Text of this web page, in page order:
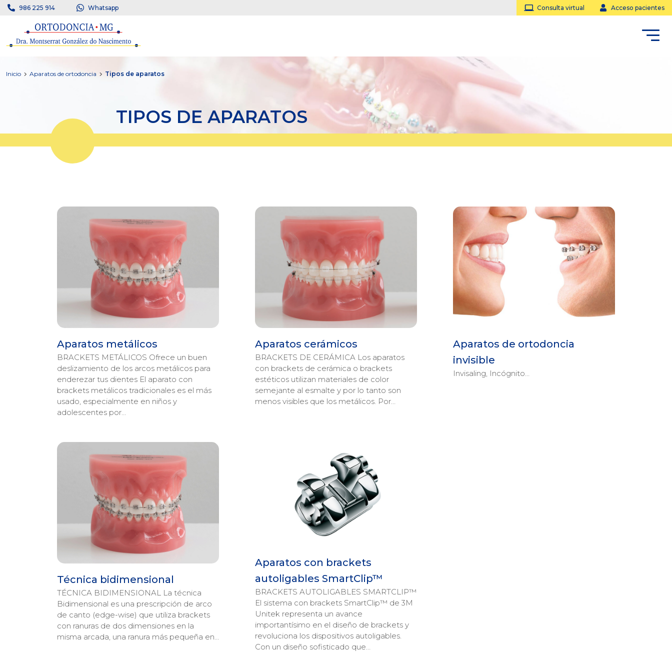
986 225 914 Whatsapp Consulta virtual Acceso pacientes
Inicio Aparatos de ortodoncia Tipos de aparatos
TIPOS DE APARATOS
Aparatos metálicos
BRACKETS METÁLICOS Ofrece un buen
deslizamiento de los arcos metálicos para
enderezar tus dientes El aparato con
brackets metálicos tradicionales es el más
usado, especialmente en niños y
adolescentes por…
Aparatos cerámicos
BRACKETS DE CERÁMICA Los aparatos
con brackets de cerámica o brackets
estéticos utilizan materiales de color
semejante al esmalte y por lo tanto son
menos visibles que los metálicos. Por…
Aparatos de ortodoncia
invisible
Invisaling, Incógnito…
Técnica bidimensional
TÉCNICA BIDIMENSIONAL La técnica
Bidimensional es una prescripción de arco
de canto (edge-wise) que utiliza brackets
con ranuras de dos dimensiones en la
misma arcada, una ranura más pequeña en…
Aparatos con brackets
autoligables SmartClip™
BRACKETS AUTOLIGABLES SMARTCLIP™
El sistema con brackets SmartClip™ de 3M
Unitek representa un avance
importantísimo en el diseño de brackets y
revoluciona los dispositivos autoligables.
Con un diseño sofisticado que…